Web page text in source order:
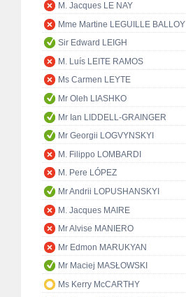
M. Jacques LE NAY
Mme Martine LEGUILLE BALLOY
Sir Edward LEIGH
M. Luís LEITE RAMOS
Ms Carmen LEYTE
Mr Oleh LIASHKO
Mr Ian LIDDELL-GRAINGER
Mr Georgii LOGVYNSKYI
M. Filippo LOMBARDI
M. Pere LÓPEZ
Mr Andrii LOPUSHANSKYI
M. Jacques MAIRE
Mr Alvise MANIERO
Mr Edmon MARUKYAN
Mr Maciej MASŁOWSKI
Ms Kerry McCARTHY